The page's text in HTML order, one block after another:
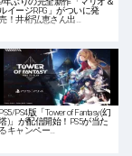
ルイージRPG」がついに発
！井桁弘恵さん出…
PS5/PS4版「Tower of Fantasy(幻
)」が配信開始！PS5が当た
るキャンペー…